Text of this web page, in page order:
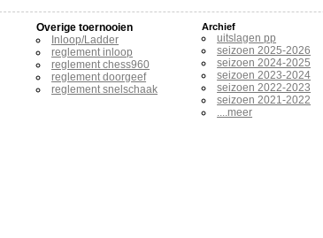
Overige toernooien
Inloop/Ladder
reglement inloop
reglement chess960
reglement doorgeef
reglement snelschaak
Archief
uitslagen pp
seizoen 2025-2026
seizoen 2024-2025
seizoen 2023-2024
seizoen 2022-2023
seizoen 2021-2022
....meer